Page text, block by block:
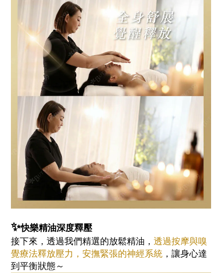
✨快樂精油深度釋壓
接下來，透過我們精選的放鬆精油， 透過按摩與嗅
覺療法釋放壓力，安撫緊張的神經系統 ，讓身心達
到平衡狀態～